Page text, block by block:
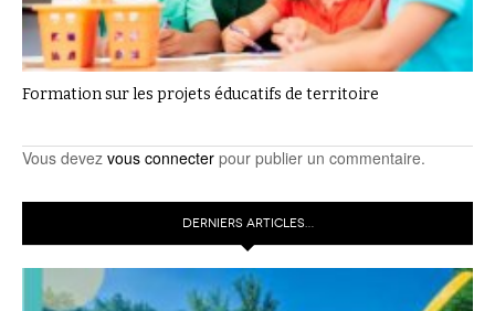
Formation sur les projets éducatifs de territoire
Vous devez vous connecter pour publier un commentaire.
DERNIERS ARTICLES…